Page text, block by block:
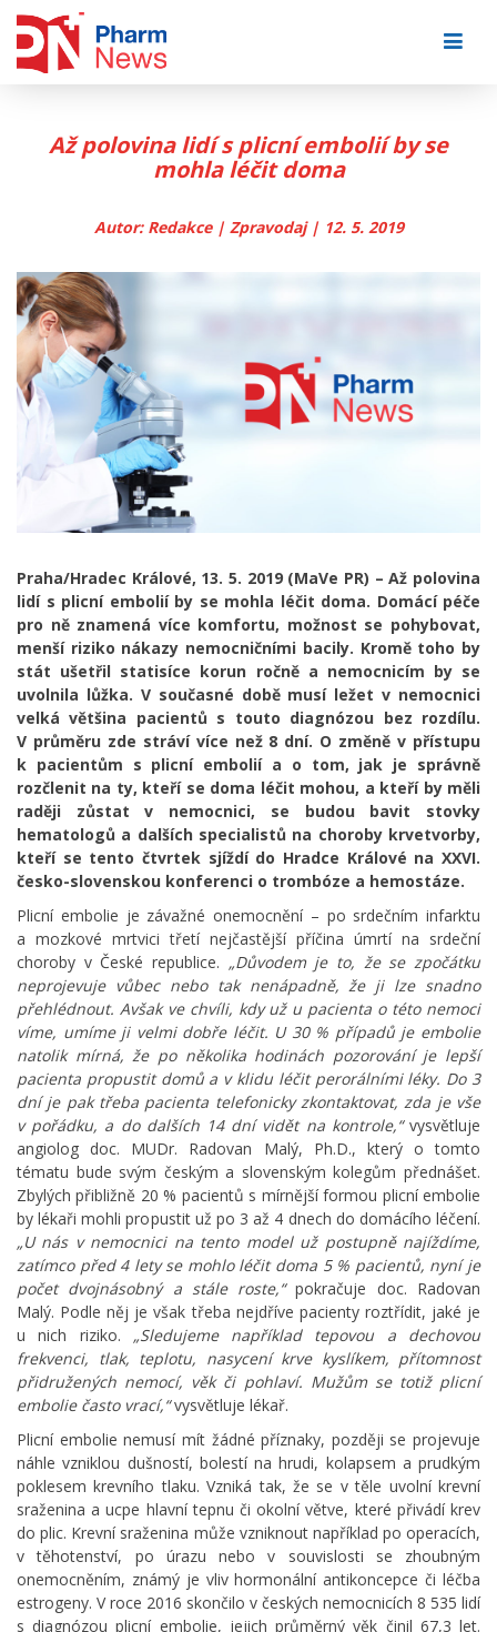
Až polovina lidí s plicní embolií by se
mohla léčit doma
Autor: Redakce | Zpravodaj | 12. 5. 2019
Praha/Hradec Králové, 13. 5. 2019 (MaVe PR) – Až polovina
lidí s plicní embolií by se mohla léčit doma. Domácí péče
pro ně znamená více komfortu, možnost se pohybovat,
menší riziko nákazy nemocničními bacily. Kromě toho by
stát ušetřil statisíce korun ročně a nemocnicím by se
uvolnila lůžka. V současné době musí ležet v nemocnici
velká většina pacientů s touto diagnózou bez rozdílu.
V průměru zde stráví více než 8 dní. O změně v přístupu
k pacientům s plicní embolií a o tom, jak je správně
rozčlenit na ty, kteří se doma léčit mohou, a kteří by měli
raději zůstat v nemocnici, se budou bavit stovky
hematologů a dalších specialistů na choroby krvetvorby,
kteří se tento čtvrtek sjíždí do Hradce Králové na XXVI.
česko-slovenskou konferenci o trombóze a hemostáze.
Plicní embolie je závažné onemocnění – po srdečním infarktu
a mozkové mrtvici třetí nejčastější příčina úmrtí na srdeční
choroby v České republice. „Důvodem je to, že se zpočátku
neprojevuje vůbec nebo tak nenápadně, že ji lze snadno
přehlédnout. Avšak ve chvíli, kdy už u pacienta o této nemoci
víme, umíme ji velmi dobře léčit. U 30 % případů je embolie
natolik mírná, že po několika hodinách pozorování je lepší
pacienta propustit domů a v klidu léčit perorálními léky. Do 3
dní je pak třeba pacienta telefonicky zkontaktovat, zda je vše
v pořádku, a do dalších 14 dní vidět na kontrole,“ vysvětluje
angiolog doc. MUDr. Radovan Malý, Ph.D., který o tomto
tématu bude svým českým a slovenským kolegům přednášet.
Zbylých přibližně 20 % pacientů s mírnější formou plicní embolie
by lékaři mohli propustit už po 3 až 4 dnech do domácího léčení.
„U nás v nemocnici na tento model už postupně najíždíme,
zatímco před 4 lety se mohlo léčit doma 5 % pacientů, nyní je
počet dvojnásobný a stále roste,“pokračuje doc. Radovan
Malý. Podle něj je však třeba nejdříve pacienty roztřídit, jaké je
u nich riziko. „Sledujeme například tepovou a dechovou
frekvenci, tlak, teplotu, nasycení krve kyslíkem, přítomnost
přidružených nemocí, věk či pohlaví. Mužům se totiž plicní
embolie často vrací,“vysvětluje lékař.
Plicní embolie nemusí mít žádné příznaky, později se projevuje
náhle vzniklou dušností, bolestí na hrudi, kolapsem a prudkým
poklesem krevního tlaku. Vzniká tak, že se v těle uvolní krevní
sraženina a ucpe hlavní tepnu či okolní větve, které přivádí krev
do plic. Krevní sraženina může vzniknout například po operacích,
v těhotenství, po úrazu nebo v souvislosti se zhoubným
onemocněním, známý je vliv hormonální antikoncepce či léčba
estrogeny. V roce 2016 skončilo v českých nemocnicích 8 535 lidí
s diagnózou plicní embolie, jejich průměrný věk činil 67,3 let.